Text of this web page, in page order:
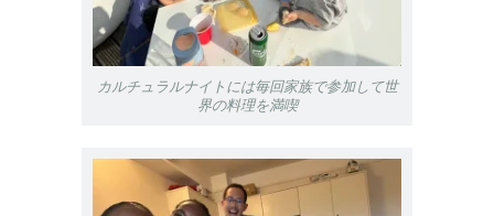
カルチュラルナイトには毎回家族で参加して世
界の料理を満喫